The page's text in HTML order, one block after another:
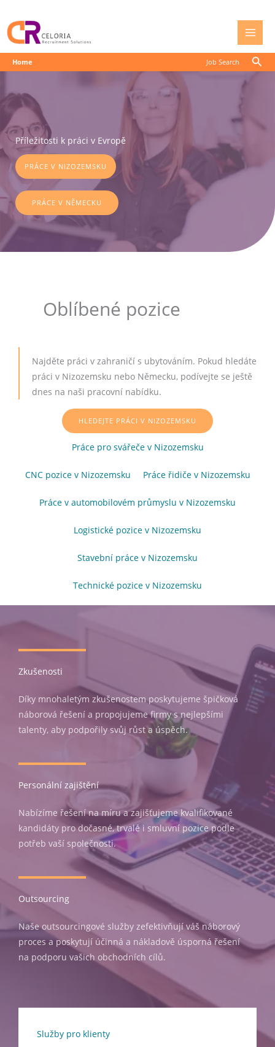
na
obsah
Home Job Search
Příležitosti k práci v Evropě
PRÁCE V NIZOZEMSKU
PRÁCE V NĚMECKU
Oblíbené pozice
Najděte práci v zahraničí s ubytováním. Pokud hledáte
práci v Nizozemsku nebo Německu, podívejte se ještě
dnes na naši pracovní nabídku.
HLEDEJTE PRÁCI V NIZOZEMSKU
Práce pro svářeče v Nizozemsku
CNC pozice v Nizozemsku (opens in new tab)
Práce řidiče v Nizozemsku
Práce v automobilovém průmyslu v Nizozemsku
Logistické pozice v Nizozemsku
Stavební práce v Nizozemsku
Technické pozice v Nizozemsku
Zkušenosti
Díky mnohaletým zkušenostem poskytujeme špičková
náborová řešení a propojujeme firmy s nejlepšími
talenty, aby podpořily svůj růst a úspěch.
Personální zajištění
Nabízíme řešení na míru a zajišťujeme kvalifikované
kandidáty pro dočasné, trvalé i smluvní pozice podle
potřeb vaší společnosti.
Outsourcing
Naše outsourcingové služby zefektivňují váš náborový
proces a poskytují účinná a nákladově úsporná řešení
na podporu vašich obchodních cílů.
Služby pro klienty